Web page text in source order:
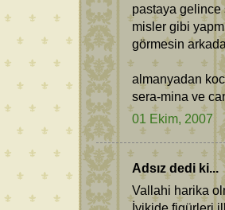
pastaya
misler gibi
görmesin
almanyadan
sera-mina ve
01 Ekim, 2007
Adsız dedi ki...
Vallahi harika